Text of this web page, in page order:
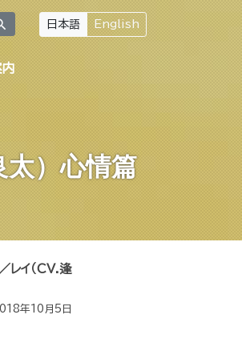
日本語 English
太）心情篇
レイ（CV.逢
年10月5日